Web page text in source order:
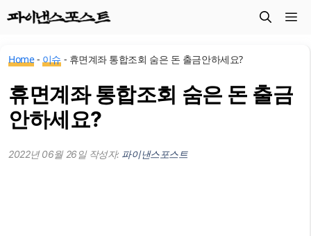
로
건
메
Home- 이슈- 휴면계좌 통합조회 숨은 돈 출금안하세요?
휴면계좌 통합조회 숨은 돈 출금
안하세요?
2022년 06월 26일 작성자: 파이낸스포스트